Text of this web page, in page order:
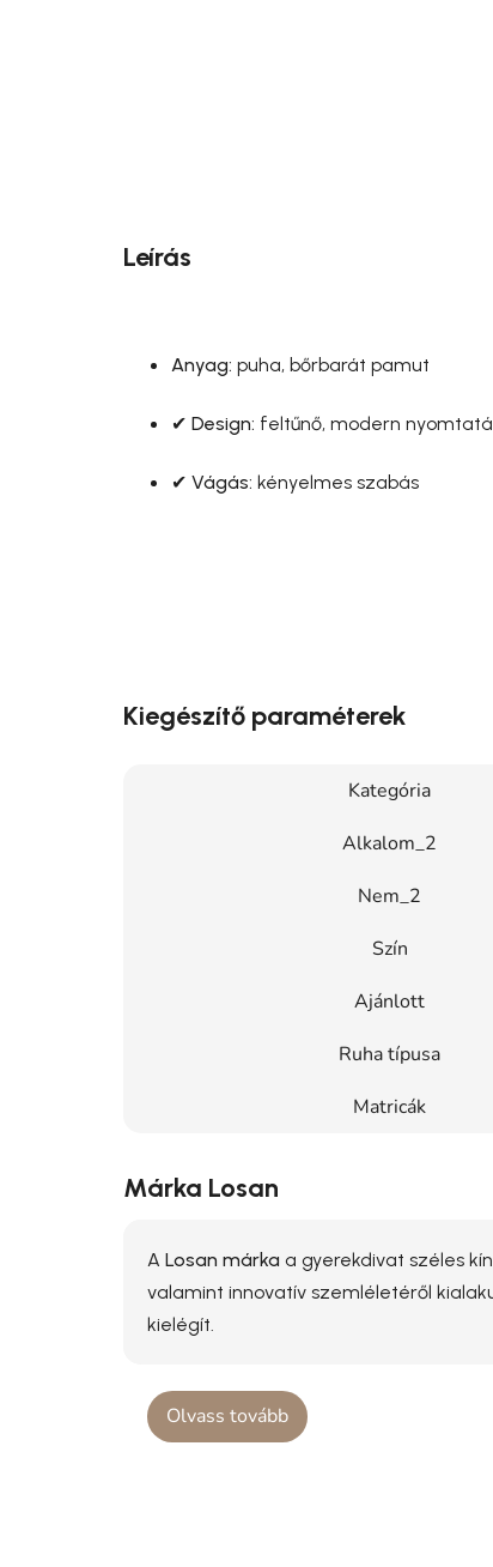
Leírás
Anyag: puha, bőrbarát pamut
✔ Design: feltűnő, modern
✔ Vágás: kényelmes szabás
Kiegészítő paraméterek
Kategória
Alkalom_2
Nem_2
Szín
Ajánlott
Ruha típusa
Matricák
Márka Losan
A Losan márka a gyerekdivat széles
valamint innovatív szemléletéről
kielégít.
Olvass tovább